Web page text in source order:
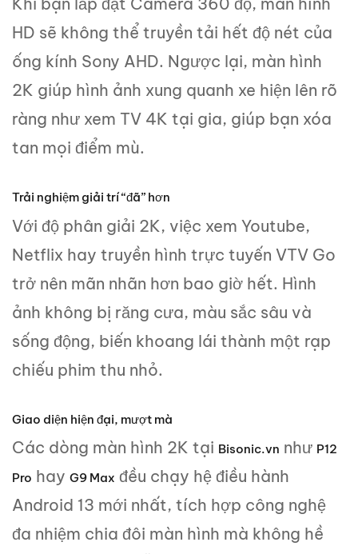
HD sẽ không thể truyền tải hết độ nét của
ống kính Sony AHD. Ngược lại, màn hình
2K giúp hình ảnh xung quanh xe hiện lên rõ
ràng như xem TV 4K tại gia, giúp bạn xóa
tan mọi điểm mù.
Trải nghiệm giải trí “đã” hơn
Với độ phân giải 2K, việc xem Youtube,
Netflix hay truyền hình trực tuyến VTV Go
trở nên mãn nhãn hơn bao giờ hết. Hình
ảnh không bị răng cưa, màu sắc sâu và
sống động, biến khoang lái thành một rạp
chiếu phim thu nhỏ.
Giao diện hiện đại, mượt mà
Các dòng màn hình 2K tại Bisonic.vn như P12
Pro hay G9 Max đều chạy hệ điều hành
Android 13 mới nhất, tích hợp công nghệ
đa nhiệm chia đôi màn hình mà không hề